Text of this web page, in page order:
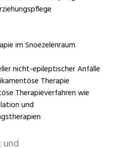
im Snoezelenraum
nicht-epileptischer Anfälle
Therapie
Therapieverfahren wie
und